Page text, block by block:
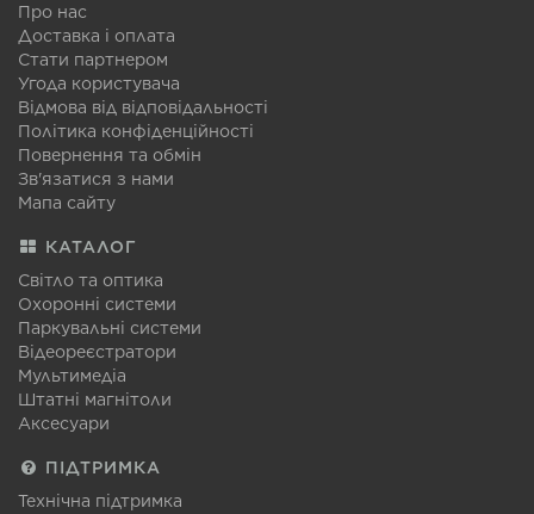
Про нас
Доставка і оплата
Стати партнером
Угода користувача
Відмова від відповідальності
Політика конфіденційності
Повернення та обмін
Зв'язатися з нами
Мапа сайту
КАТАЛОГ
Світло та оптика
Охоронні системи
Паркувальні системи
Відеореєстратори
Мультимедіа
Штатні магнітоли
Аксесуари
ПІДТРИМКА
Технічна підтримка